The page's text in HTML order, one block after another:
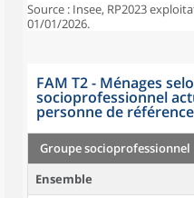
Source : Insee, RP2023
01/01/2026.
FAM T2 - Ménages
socioprofessionnel
personne de
Groupe socioprofessionnel
Ensemble